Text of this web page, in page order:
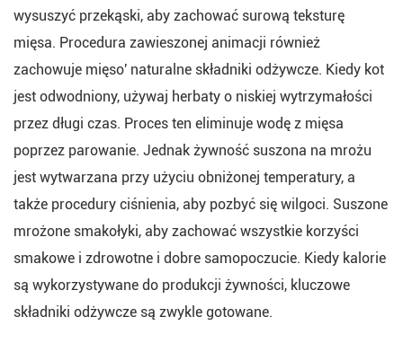
wysuszyć przekąski, aby zachować surową teksturę
mięsa. Procedura zawieszonej animacji również
zachowuje mięso' naturalne składniki odżywcze. Kiedy kot
jest odwodniony, używaj herbaty o niskiej wytrzymałości
przez długi czas. Proces ten eliminuje wodę z mięsa
poprzez parowanie. Jednak żywność suszona na mrożu
jest wytwarzana przy użyciu obniżonej temperatury, a
także procedury ciśnienia, aby pozbyć się wilgoci. Suszone
mrożone smakołyki, aby zachować wszystkie korzyści
smakowe i zdrowotne i dobre samopoczucie. Kiedy kalorie
są wykorzystywane do produkcji żywności, kluczowe
składniki odżywcze są zwykle gotowane.